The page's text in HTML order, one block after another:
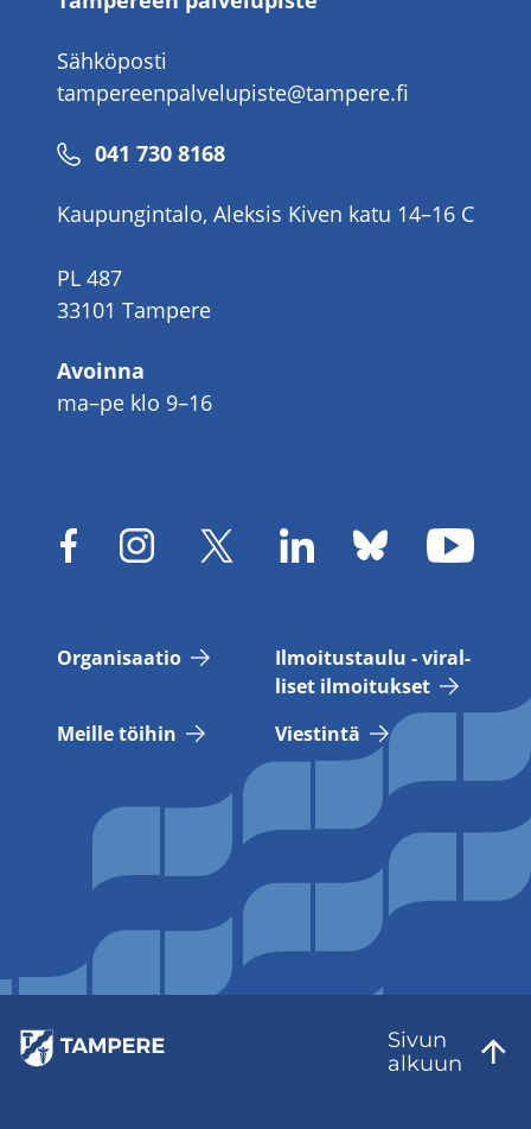
Sähköposti
tampereenpalvelupiste@tampere.fi
Puhelinnumero
041 730 8168
Kaupungintalo, Aleksis Kiven katu 14–16 C
PL 487
33101 Tampere
Avoinna
ma–pe klo 9–16
Or­ga­ni­saa­tio
Il­moi­tus­tau­lu - vi­ral­
li­set il­moi­tuk­set
Meil­le töi­hin
Vies­tin­tä
Sivun
al­kuun